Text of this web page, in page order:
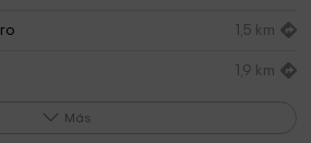
1,5 km
1,9 km
Más